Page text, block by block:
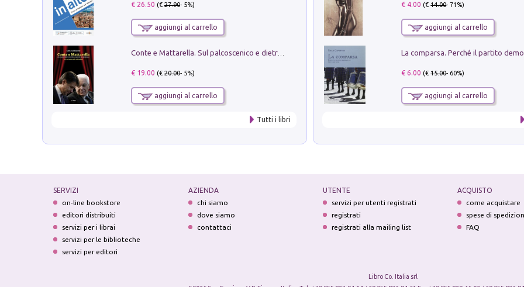
€ 26.50 (€27.90- 5%)
aggiungi al carrello
Conte e Mattarella. Sul palcoscenico e dietro le quinte del Quirinale. Un racconto sulle istituzioni
€ 19.00 (€20.00- 5%)
aggiungi al carrello
Tutti i libri
€ 4.00 (€14.00- 71%)
aggiungi al carrello
€ 6.00 (€15.00- 60%)
aggiungi al carrello
SERVIZI
on-line bookstore
editori distribuiti
servizi per i librai
servizi per le biblioteche
servizi per editori
AZIENDA
chi siamo
dove siamo
contattaci
UTENTE
servizi per utenti registrati
registrati
registrati alla mailing list
ACQUISTO
come acquistare
spese di
FAQ
Libro Co. Italia srl